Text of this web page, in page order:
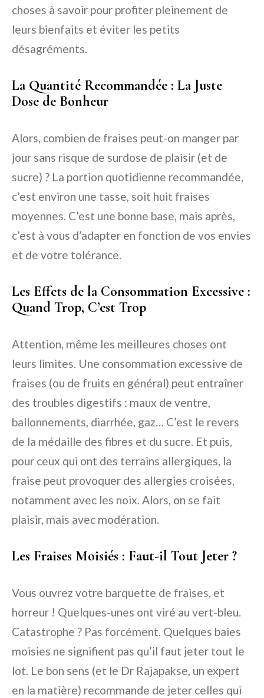
choses à savoir pour profiter pleinement de
leurs bienfaits et éviter les petits
désagréments.
La Quantité Recommandée : La Juste
Dose de Bonheur
Alors, combien de fraises peut-on manger par
jour sans risque de surdose de plaisir (et de
sucre) ? La portion quotidienne recommandée,
c’est environ une tasse, soit huit fraises
moyennes. C’est une bonne base, mais après,
c’est à vous d’adapter en fonction de vos envies
et de votre tolérance.
Les Effets de la Consommation Excessive :
Quand Trop, C’est Trop
Attention, même les meilleures choses ont
leurs limites. Une consommation excessive de
fraises (ou de fruits en général) peut entraîner
des troubles digestifs : maux de ventre,
ballonnements, diarrhée, gaz… C’est le revers
de la médaille des fibres et du sucre. Et puis,
pour ceux qui ont des terrains allergiques, la
fraise peut provoquer des allergies croisées,
notamment avec les noix. Alors, on se fait
plaisir, mais avec modération.
Les Fraises Moisiés : Faut-il Tout Jeter ?
Vous ouvrez votre barquette de fraises, et
horreur ! Quelques-unes ont viré au vert-bleu.
Catastrophe ? Pas forcément. Quelques baies
moisies ne signifient pas qu’il faut jeter tout le
lot. Le bon sens (et le Dr Rajapakse, un expert
en la matière) recommande de jeter celles qui